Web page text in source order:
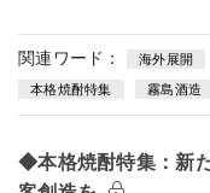
関連ワード： 海外展開
本格焼酎特集 霧島酒造
◆本格焼酎特集：新